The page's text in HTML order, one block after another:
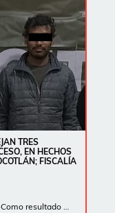
TRES
EN HECHOS
FISCALÍA
resultado …